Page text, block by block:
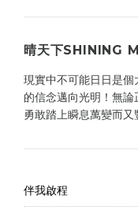
晴天下SHINING
現實中不可能日日是
的信念邁向光明！無
勇敢踏上瞬息萬變而又
伴我啟程